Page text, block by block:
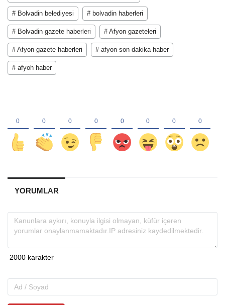
# Bolvadin belediyesi # bolvadin haberleri
# Bolvadin gazete haberleri # Afyon gazeteleri
# Afyon gazete haberleri # afyon son dakika haber
# afyoh haber
YORUMLAR